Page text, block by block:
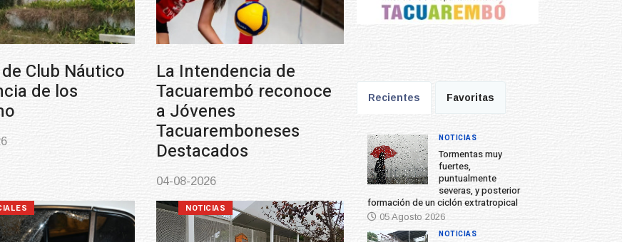
Recientes Favoritas
Tormentas muy
fuertes,
puntualmente
severas, y posterior
formación de un ciclón extratropical
05 Agosto 2026
NOTICIAS
NOTICIAS